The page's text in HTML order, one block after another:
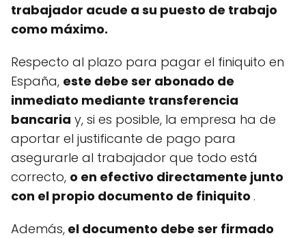
trabajador acude a su puesto de trabajo
como máximo.
Respecto al plazo para pagar el finiquito en
España, este debe ser abonado de
inmediato mediante transferencia
bancaria y, si es posible, la empresa ha de
aportar el justificante de pago para
asegurarle al trabajador que todo está
correcto, o en efectivo directamente junto
con el propio documento de finiquito .
Además, el documento debe ser firmado